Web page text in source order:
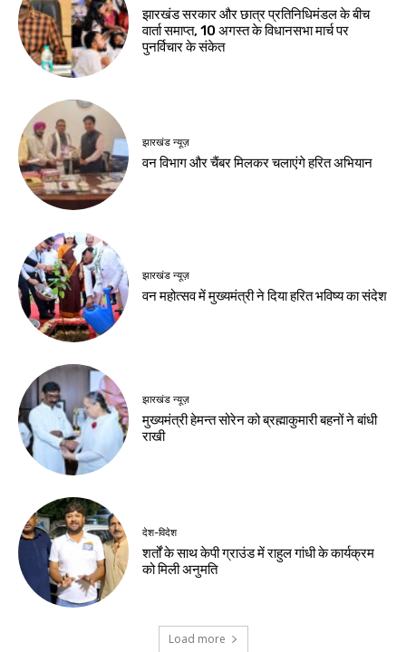
झारखंड सरकार और छात्र प्रतिनिधिमंडल के बीच
वार्ता समाप्त, 10 अगस्त के विधानसभा मार्च पर
पुनर्विचार के संकेत
झारखंड न्यूज़
वन विभाग और चैंबर मिलकर चलाएंगे हरित अभियान
झारखंड न्यूज़
वन महोत्सव में मुख्यमंत्री ने दिया हरित भविष्य का संदेश
झारखंड न्यूज़
मुख्यमंत्री हेमन्त सोरेन को ब्रह्माकुमारी बहनों ने बांधी
राखी
देश-विदेश
शर्तों के साथ केपी ग्राउंड में राहुल गांधी के कार्यक्रम
को मिली अनुमति
Load more